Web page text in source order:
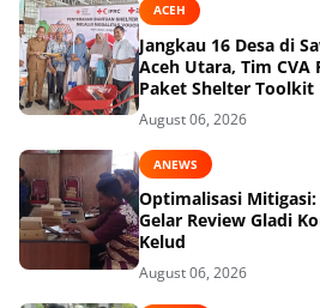
ACEH
Jangkau 16 Desa di
Aceh Utara, Tim CVA
Paket Shelter Toolkit
August 06, 2026
ANEWS
Optimalisasi
Gelar Review Gladi
Kelud
August 06, 2026